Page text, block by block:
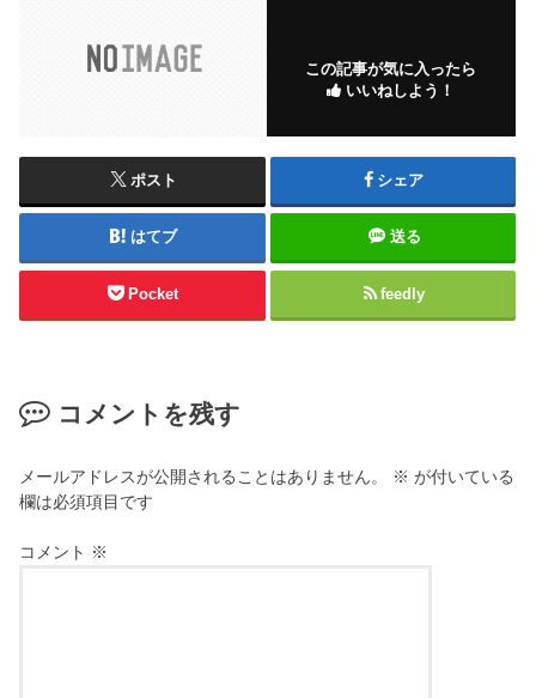
この記事が気に入ったら
いいねしよう！
ポスト シェア
はてブ 送る
Pocket feedly
コメントを残す
メールアドレスが公開されることはありません。 ※ が付いている
欄は必須項目です
コメント ※